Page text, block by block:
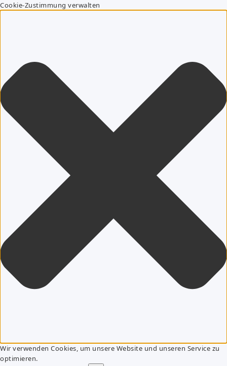
Cookie-Zustimmung verwalten
Wir verwenden Cookies, um unsere Website und unseren Service zu
optimieren.